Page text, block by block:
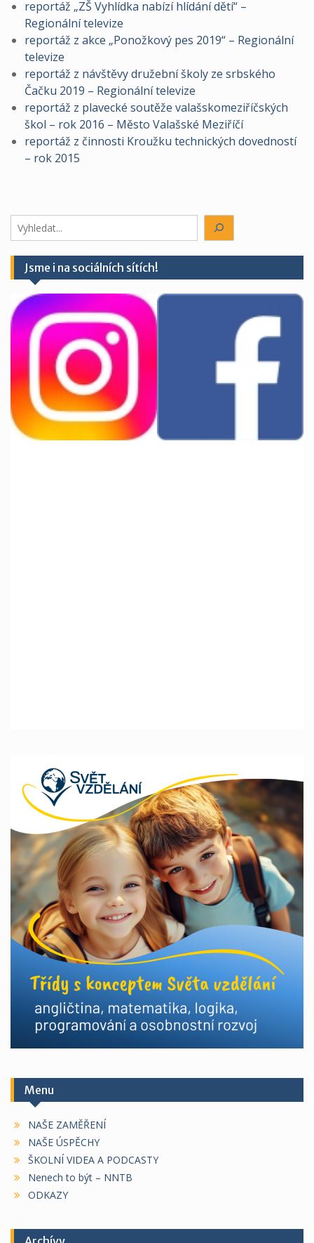
reportáž „ZŠ Vyhlídka nabízí hlídání dětí“ –
Regionální televize
reportáž z akce „Ponožkový pes 2019“ – Regionální
televize
reportáž z návštěvy družební školy ze srbského
Čačku 2019 – Regionální televize
reportáž z plavecké soutěže valašskomeziříčských
škol – rok 2016 – Město Valašské Meziříčí
reportáž z činnosti Kroužku technických dovedností
– rok 2015
Hledáte
něco?
Jsme i na sociálních sítích!
Menu
NAŠE ZAMĚŘENÍ
NAŠE ÚSPĚCHY
ŠKOLNÍ VIDEA A PODCASTY
Nenech to být – NNTB
ODKAZY